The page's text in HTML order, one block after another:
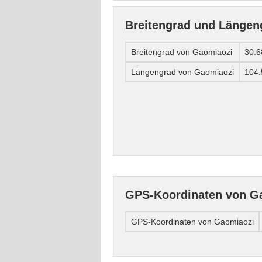
Breitengrad und
Breitengrad von Gaomiaozi
Längengrad von Gaomiaozi
GPS-Koordinaten von
GPS-Koordinaten von Gaomiaozi